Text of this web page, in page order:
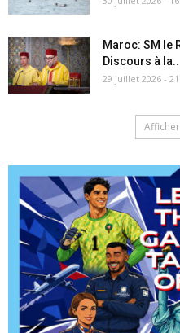
Maroc: SM le
Discours à
29 juillet 2026 -